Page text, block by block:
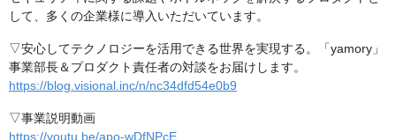
して、多くの企業様に導入いただいています。
▽安心してテクノロジーを活用できる世界を実現する。「yamory」
事業部長＆プロダクト責任者の対談をお届けします。
https://blog.visional.inc/n/nc34dfd54e0b9
▽事業説明動画
https://youtu.be/apo-wDfNPcE